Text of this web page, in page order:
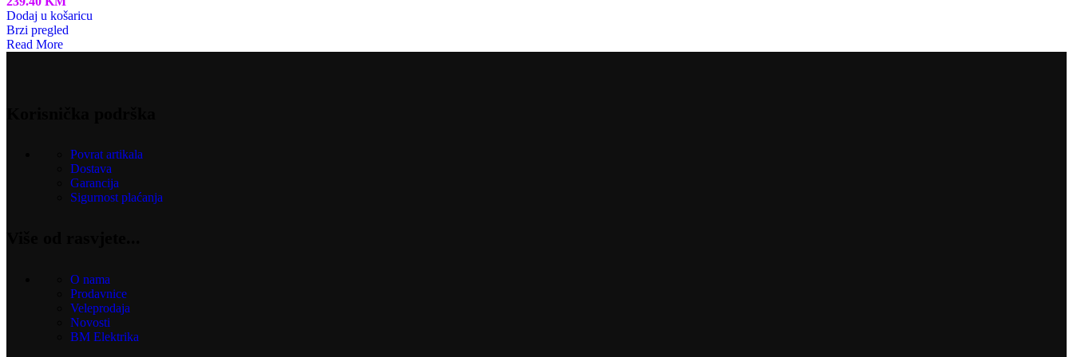
Dodaj u košaricu
Brzi pregled
Read More
Povrat artikala
Dostava
Garancija
Sigurnost plaćanja
O nama
Prodavnice
Veleprodaja
Novosti
BM Elektrika